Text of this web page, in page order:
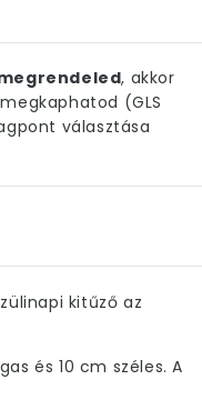
, akkor
megkaphatod (GLS
választása
kitűző az
és 10 cm széles. A